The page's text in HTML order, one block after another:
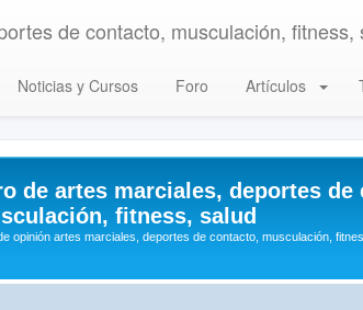
de contacto, musculación, fitness,
Noticias y Cursos Foro Artículos
de artes marciales, deportes de
fitness, salud
opinión artes marciales, deportes de contacto, musculación,